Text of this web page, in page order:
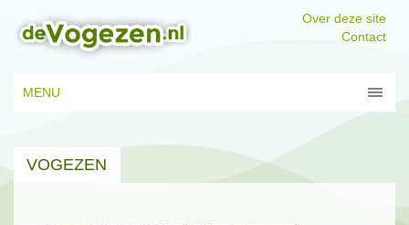
Over deze site
Contact
MENU
VOGEZEN